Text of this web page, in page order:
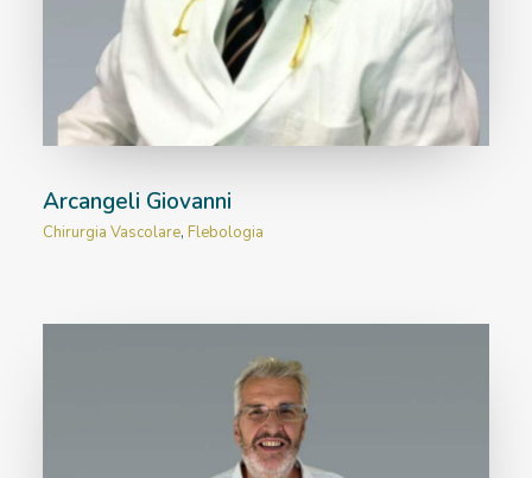
Arcangeli Giovanni
Chirurgia Vascolare, Flebologia